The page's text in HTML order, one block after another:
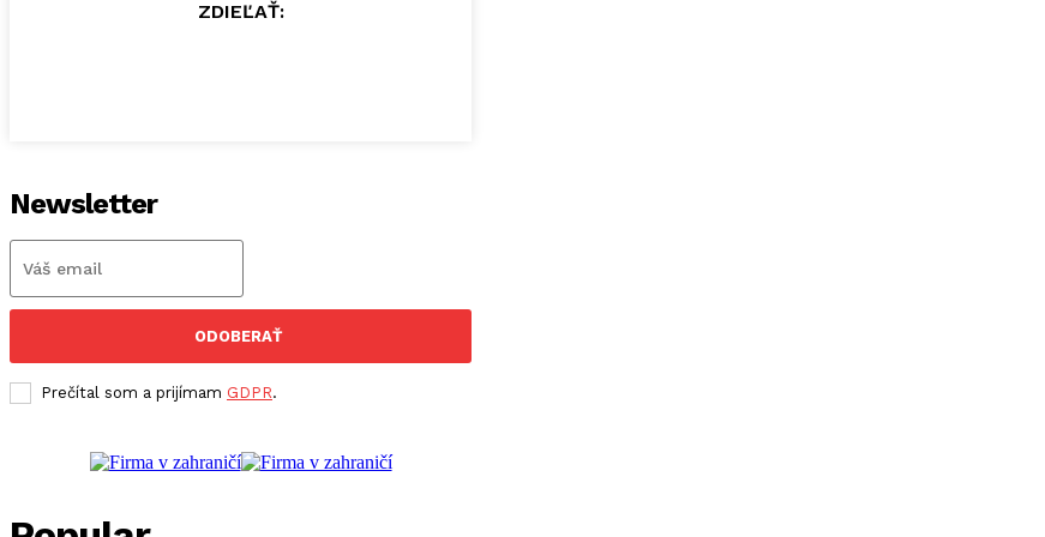
ZDIEĽAŤ:
Newsletter
ODOBERAŤ
Prečítal som a prijímam GDPR.